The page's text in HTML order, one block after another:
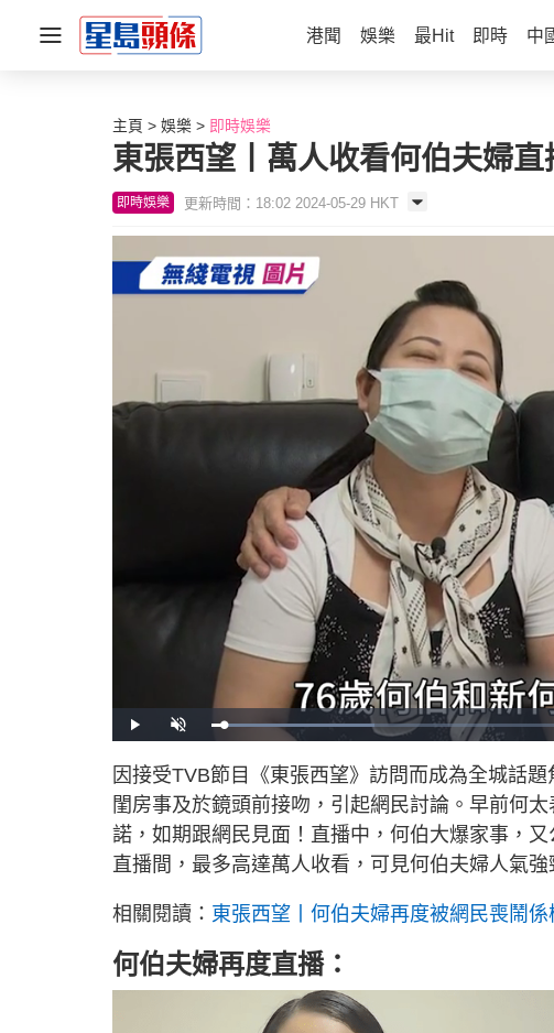
港聞 娛樂 最Hit 即時 中
主頁 娛樂 即時娛樂
東張西望丨萬人收看何伯夫婦
即時娛樂 更新時間：18:02 2024-05-29 HKT
P
l
y
U
n
t
e
L
o
e
d
:
2
5
0
%
因接受TVB節目《東張西望》訪問而成為全城話
閨房事及於鏡頭前接吻，引起網民討論。早前何
諾，如期跟網民見面！直播中，何伯大爆家事，
直播間，最多高達萬人收看，可見何伯夫婦人氣強
相關閱讀： 東張西望丨何伯夫婦再度被網民喪鬧
何伯夫婦再度直播：